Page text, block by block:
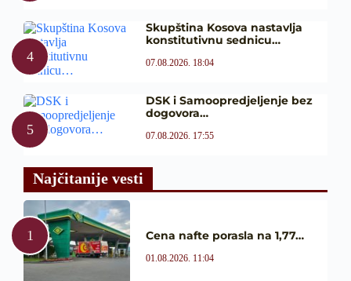
Skupština Kosova nastavlja
konstitutivnu sednicu…
07.08.2026. 18:04
DSK i Samoopredjeljenje bez
dogovora…
07.08.2026. 17:55
Najčitanije vesti
Cena nafte porasla na 1,77…
01.08.2026. 11:04